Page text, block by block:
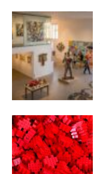
Nom
Prénom
Statut / Organisation
J'accepte les
Adresse email*
Nom
Prénom